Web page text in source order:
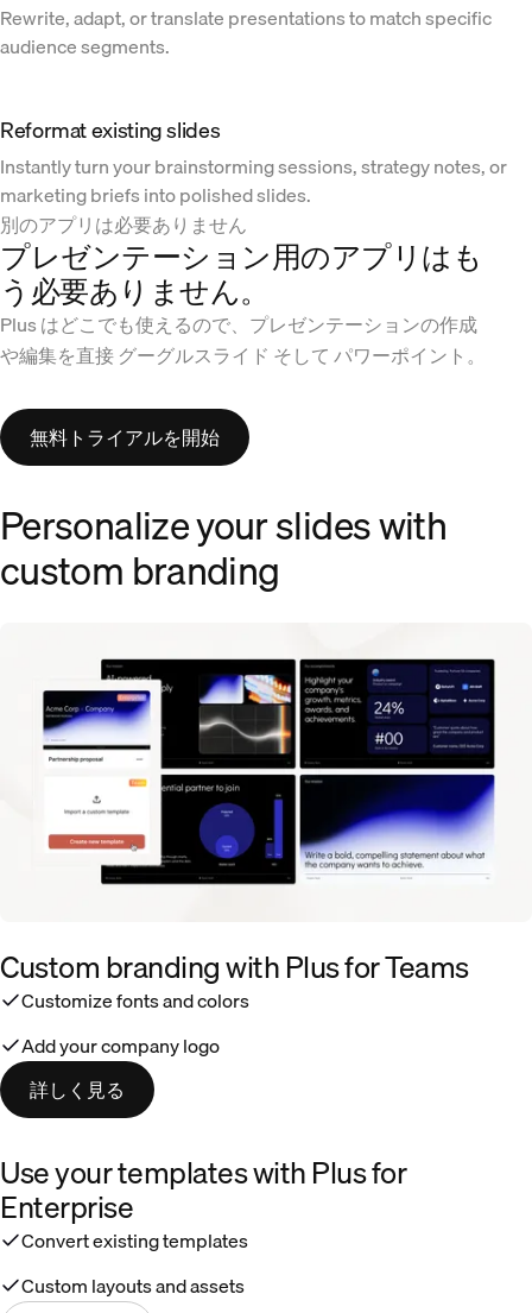
Rewrite, adapt, or translate presentations to match specific
audience segments.
Reformat existing slides
Instantly turn your brainstorming sessions, strategy notes, or
marketing briefs into polished slides.
別のアプリは必要ありません
プレゼンテーション用のアプリはも
う必要ありません。
Plus はどこでも使えるので、プレゼンテーションの作成
や編集を直接 グーグルスライド そして パワーポイント。
無料トライアルを開始
Personalize your slides with
custom branding
Custom branding with Plus for Teams
Customize fonts and colors
Add your company logo
詳しく見る
Use your templates with Plus for
Enterprise
Convert existing templates
Custom layouts and assets